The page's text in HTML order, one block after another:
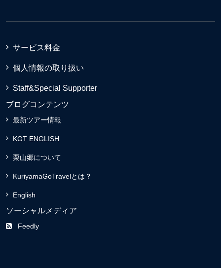
サービス料金
個人情報の取り扱い
Staff&Special Supporter
ブログコンテンツ
最新ツアー情報
KGT ENGLISH
栗山郷について
KuriyamaGoTravelとは？
English
ソーシャルメディア
Feedly